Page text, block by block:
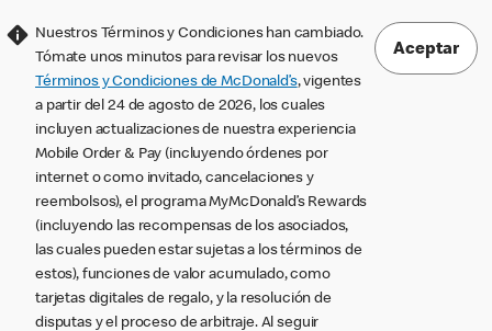
Nuestros Términos y Condiciones han cambiado.
Tómate unos minutos para revisar los nuevos
Términos y Condiciones de McDonald’s, vigentes
a partir del 24 de agosto de 2026, los cuales
incluyen actualizaciones de nuestra experiencia
Mobile Order & Pay (incluyendo órdenes por
internet o como invitado, cancelaciones y
reembolsos), el programa MyMcDonald’s Rewards
(incluyendo las recompensas de los asociados,
las cuales pueden estar sujetas a los términos de
estos), funciones de valor acumulado, como
tarjetas digitales de regalo, y la resolución de
disputas y el proceso de arbitraje. Al seguir
Aceptar